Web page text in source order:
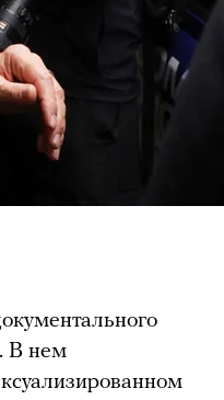
В нем